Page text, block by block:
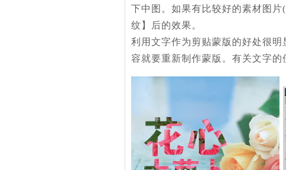
下中图。如果有比较好的素材图
纹】后的效果。
利用文字作为剪贴蒙版的好处很
容就要重新制作蒙版。有关文字的